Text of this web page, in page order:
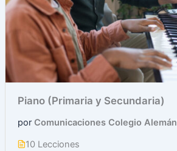
Piano (Primaria y Secundaria)
por Comunicaciones Colegio Alemán
10 Lecciones